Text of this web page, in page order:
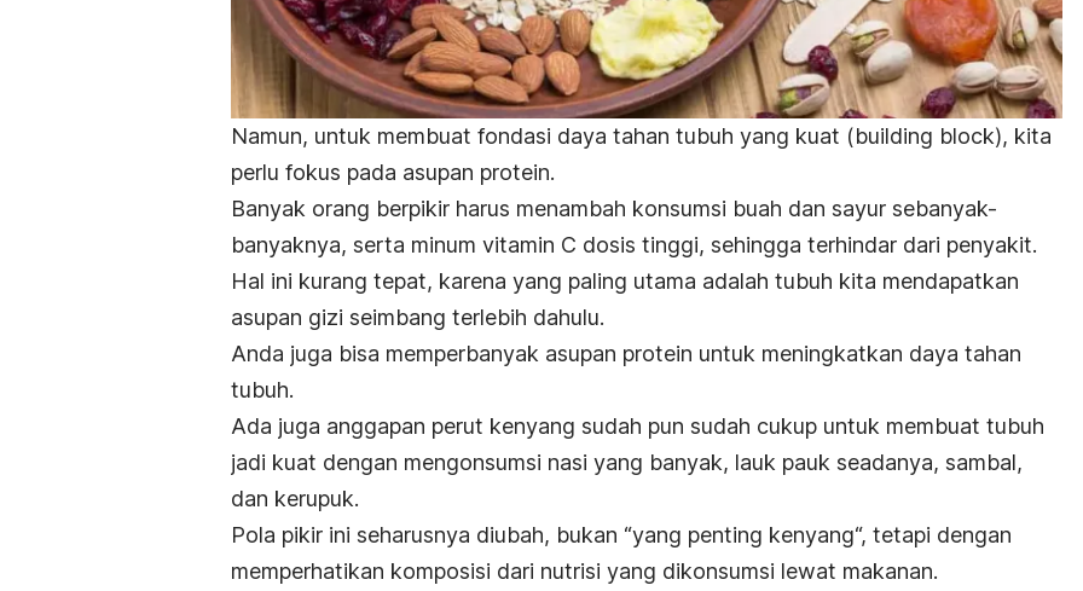
Namun, untuk membuat fondasi daya tahan tubuh yang kuat (building block), kita
perlu fokus pada asupan protein.
Banyak orang berpikir harus menambah konsumsi buah dan sayur sebanyak-
banyaknya, serta minum vitamin C dosis tinggi, sehingga terhindar dari penyakit.
Hal ini kurang tepat, karena yang paling utama adalah tubuh kita mendapatkan
asupan gizi seimbang terlebih dahulu.
Anda juga bisa memperbanyak asupan protein untuk meningkatkan daya tahan
tubuh.
Ada juga anggapan perut kenyang sudah pun sudah cukup untuk membuat tubuh
jadi kuat dengan mengonsumsi nasi yang banyak, lauk pauk seadanya, sambal,
dan kerupuk.
Pola pikir ini seharusnya diubah, bukan “yang penting kenyang“, tetapi dengan
memperhatikan komposisi dari nutrisi yang dikonsumsi lewat makanan.